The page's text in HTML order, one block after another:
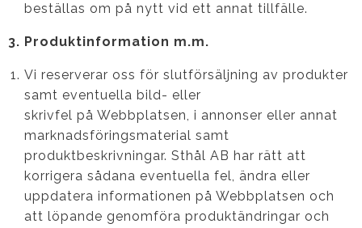
beställas om på nytt vid ett annat tillfälle.
3. Produktinformation m.m.
Vi reserverar oss för slutförsäljning av produkter
samt eventuella bild- eller
skrivfel på Webbplatsen, i annonser eller annat
marknadsföringsmaterial samt
produktbeskrivningar. Sthål AB har rätt att
korrigera sådana eventuella fel, ändra eller
uppdatera informationen på Webbplatsen och
att löpande genomföra produktändringar och